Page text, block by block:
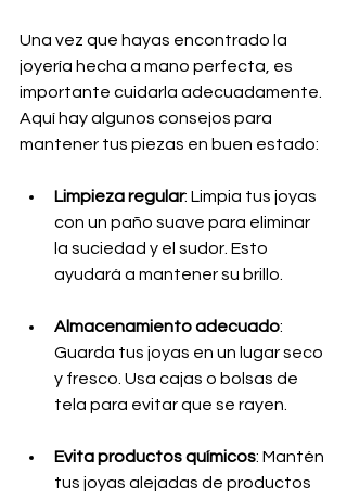
Una vez que hayas encontrado la
joyería hecha a mano perfecta, es
importante cuidarla adecuadamente.
Aquí hay algunos consejos para
mantener tus piezas en buen estado:
Limpieza regular: Limpia tus joyas
con un paño suave para eliminar
la suciedad y el sudor. Esto
ayudará a mantener su brillo.
Almacenamiento adecuado:
Guarda tus joyas en un lugar seco
y fresco. Usa cajas o bolsas de
tela para evitar que se rayen.
Evita productos químicos: Mantén
tus joyas alejadas de productos